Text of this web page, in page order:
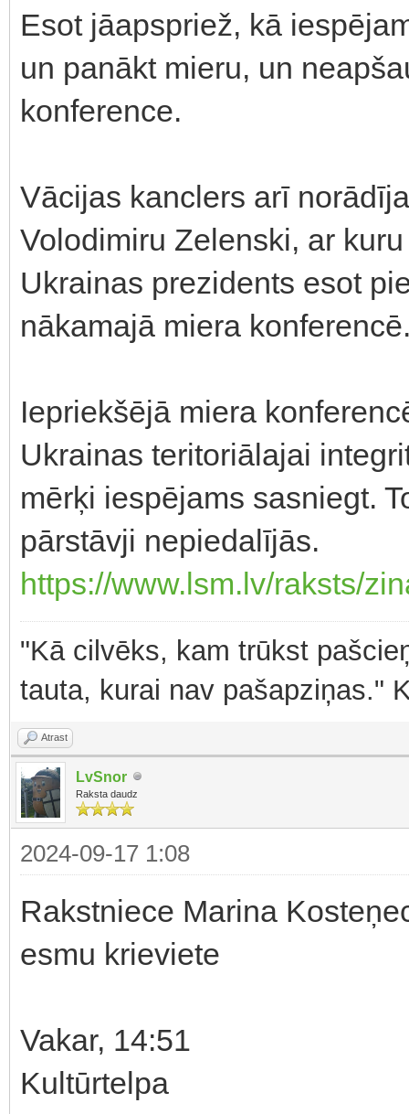
Esot jāapspriež, kā
un panākt mieru, un
konference.
Vācijas kanclers arī
Volodimiru Zelenski, ar
Ukrainas prezidents esot
nākamajā miera
Iepriekšējā miera
Ukrainas teritoriālajai
mērķi iespējams sasniegt.
pārstāvji nepiedalījās.
https://www.lsm.lv/raksts/
"Kā cilvēks, kam trūkst
tauta, kurai nav pašapziņas."
Atrast
LvSnor
Raksta daudz
2024-09-17 1:08
Rakstniece Marina
esmu krieviete
Vakar, 14:51
Kultūrtelpa